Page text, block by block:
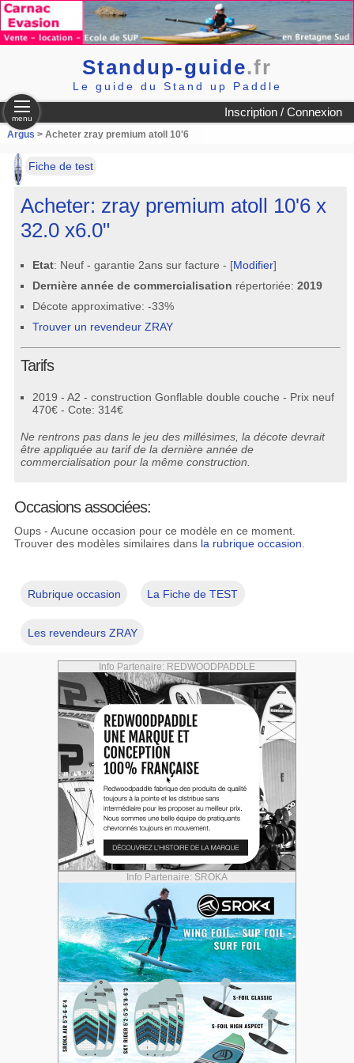
Standup-guide.fr
Le guide du Stand up Paddle
Inscription / Connexion
menu
Argus > Acheter zray premium atoll 10'6
Fiche de test
Acheter: zray premium atoll 10'6 x
32.0 x6.0"
Etat: Neuf - garantie 2ans sur facture - [Modifier]
Dernière année de commercialisation répertoriée:2019
Décote approximative: -33%
Trouver un revendeur ZRAY
Tarifs
2019 - A2 - construction Gonflable double couche - Prix neuf
470€ - Cote: 314€
Ne rentrons pas dans le jeu des millésimes, la décote devrait
être appliquée au tarif de la dernière année de
commercialisation pour la même construction.
Occasions associées:
Oups - Aucune occasion pour ce modèle en ce moment.
Trouver des modèles similaires dans la rubrique occasion.
Rubrique occasion La Fiche de TEST
Les revendeurs ZRAY
Info Partenaire: REDWOODPADDLE
Info Partenaire: SROKA